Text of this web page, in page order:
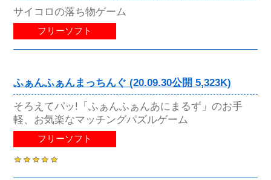
サイコロの落ち物ゲーム
フリーソフト
ふぁんふぁんまっちんぐ (20.09.30公開 5,323K)
そろえてパッ!「ふぁんふぁんあにまるず」のお手
軽、お気楽なマッチングパズルゲーム
フリーソフト